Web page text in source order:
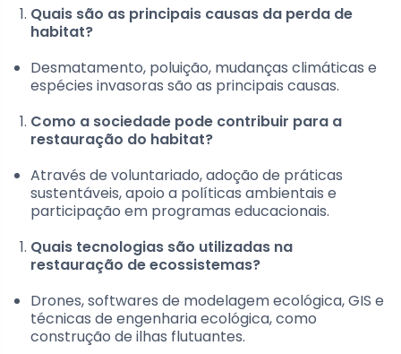
Quais são as principais causas da perda de
habitat?
Desmatamento, poluição, mudanças climáticas e
espécies invasoras são as principais causas.
Como a sociedade pode contribuir para a
restauração do habitat?
Através de voluntariado, adoção de práticas
sustentáveis, apoio a políticas ambientais e
participação em programas educacionais.
Quais tecnologias são utilizadas na
restauração de ecossistemas?
Drones, softwares de modelagem ecológica, GIS e
técnicas de engenharia ecológica, como
construção de ilhas flutuantes.